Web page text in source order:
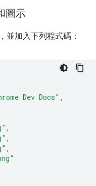
圖示
並加入下列程式碼：
Dev Docs" ,
,
,
,